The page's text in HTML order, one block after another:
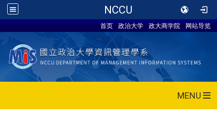
NCCU
首页 政治大学 政大商学院 网站导览
MENU